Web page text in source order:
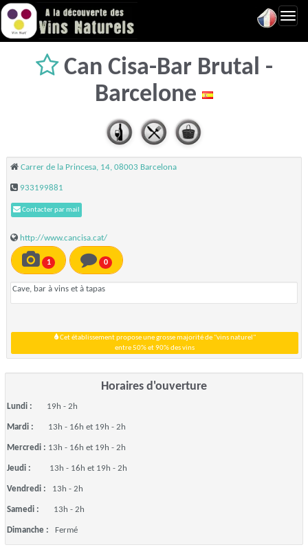
Can Cisa-Bar Brutal -
Barcelone
Carrer de la Princesa, 14, 08003 Barcelona
933199881
Contacter par mail
http://www.cancisa.cat/
1 0
Cave, bar à vins et à tapas
Cet établissement propose une grosse majorité de "vins naturel"
entre 50% et 90% des vins
Horaires d'ouverture
Lundi : 19h - 2h
Mardi : 13h - 16h et 19h - 2h
Mercredi : 13h - 16h et 19h - 2h
Jeudi : 13h - 16h et 19h - 2h
Vendredi : 13h - 2h
Samedi : 13h - 2h
Dimanche : Fermé